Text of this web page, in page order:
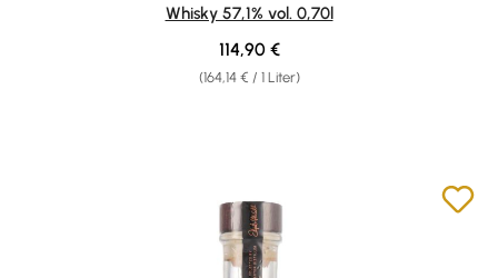
Whisky 57,1% vol. 0,70l
(164,14 € / 1 Liter)
Regulärer Preis:
114,90 €